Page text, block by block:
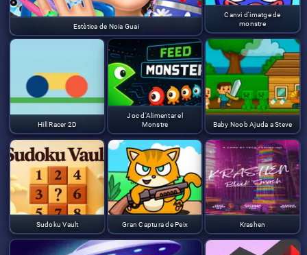
Estètica de Noia Guai
Canvi d'imatge de
monstre
Hill Racer 2D
Joc d'Alimentar el
Monstre
Baby Noob Ajuda a Steve
Sudoku Vault Gran Captura de Peix Krashen